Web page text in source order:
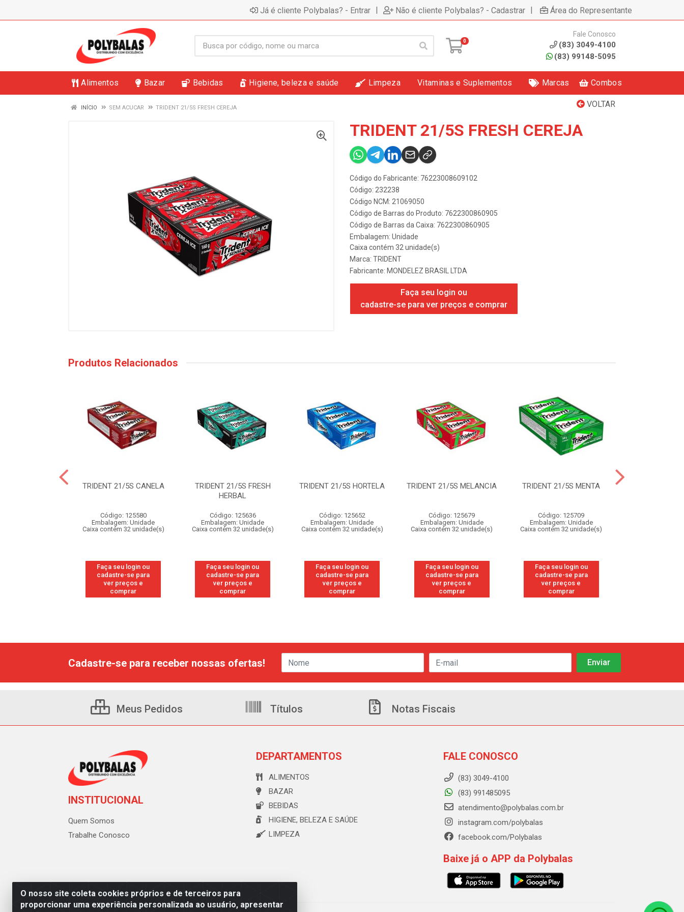
Já é cliente Polybalas? - Entrar | Não é cliente Polybalas? - Cadastrar | Área do Representante
0
Fale Conosco
(83) 3049-4100
(83) 99148-5095
Alimentos Bazar Bebidas Higiene, beleza e saúde Limpeza Vitaminas e Suplementos Marcas Combos
VOLTAR
INÍCIO SEM ACUCAR TRIDENT 21/5S FRESH CEREJA
TRIDENT 21/5S FRESH CEREJA
Código do Fabricante: 76223008609102
Código: 232238
Código NCM: 21069050
Código de Barras do Produto: 7622300860905
Código de Barras da Caixa: 7622300860905
Embalagem: Unidade
Caixa contém 32 unidade(s)
Marca: TRIDENT
Fabricante: MONDELEZ BRASIL LTDA
Faça seu login ou
cadastre-se para ver preços e comprar
Produtos Relacionados
TRIDENT 21/5S CANELA
Código: 125580
Embalagem: Unidade
Caixa contém 32 unidade(s)
Faça seu login ou
cadastre-se para
ver preços e
comprar
TRIDENT 21/5S FRESH
HERBAL
Código: 125636
Embalagem: Unidade
Caixa contém 32 unidade(s)
Faça seu login ou
cadastre-se para
ver preços e
comprar
TRIDENT 21/5S HORTELA
Código: 125652
Embalagem: Unidade
Caixa contém 32 unidade(s)
Faça seu login ou
cadastre-se para
ver preços e
comprar
TRIDENT 21/5S MELANCIA
Código: 125679
Embalagem: Unidade
Caixa contém 32 unidade(s)
Faça seu login ou
cadastre-se para
ver preços e
comprar
TRIDENT 21/5S MENTA
Código: 125709
Embalagem: Unidade
Caixa contém 32 unidade(s)
Faça seu login ou
cadastre-se para
ver preços e
comprar
O nosso site coleta cookies próprios e de terceiros para
proporcionar uma experiência personalizada ao usuário, apresentar
Cadastre-se para receber nossas ofertas!
Meus Pedidos Títulos Notas Fiscais
INSTITUCIONAL
Quem Somos
Trabalhe Conosco
DEPARTAMENTOS
ALIMENTOS
BAZAR
BEBIDAS
HIGIENE, BELEZA E SAÚDE
LIMPEZA
FALE CONOSCO
(83) 3049-4100
(83) 991485095
atendimento@polybalas.com.br
instagram.com/polybalas
facebook.com/Polybalas
Baixe já o APP da Polybalas